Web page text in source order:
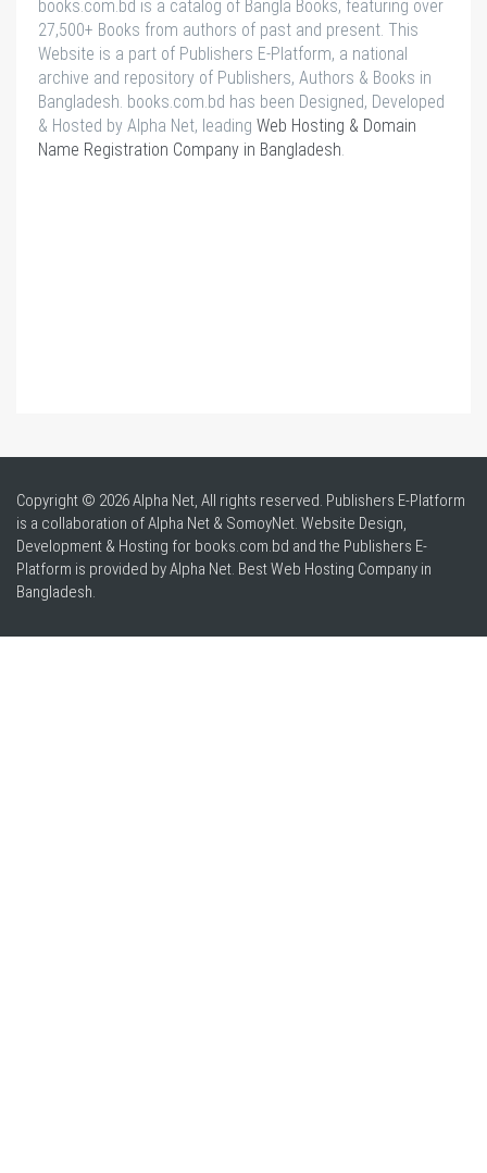
books.com.bd is a catalog of Bangla Books, featuring over
27,500+ Books from authors of past and present. This
Website is a part of Publishers E-Platform, a national
archive and repository of Publishers, Authors & Books in
Bangladesh. books.com.bd has been Designed, Developed
& Hosted by Alpha Net, leading Web Hosting & Domain
Name Registration Company in Bangladesh.
Copyright © 2026 Alpha Net, All rights reserved. Publishers E-Platform
is a collaboration of Alpha Net & SomoyNet. Website Design,
Development & Hosting for books.com.bd and the Publishers E-
Platform is provided by Alpha Net. BestWeb Hosting Company in
Bangladesh.